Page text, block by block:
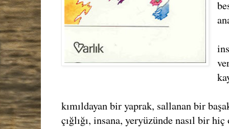
kımıldayan bir yaprak, sallanan bir
çığlığı, insana, yeryüzünde nasıl bir